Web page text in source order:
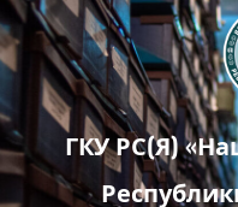
ГКУ РС(Я)